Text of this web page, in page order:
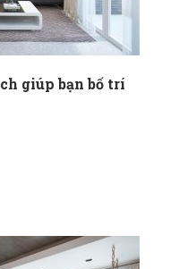
giúp bạn bố trí